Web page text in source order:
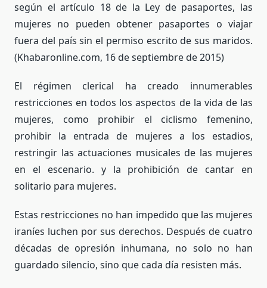
según el artículo 18 de la Ley de pasaportes, las
mujeres no pueden obtener pasaportes o viajar
fuera del país sin el permiso escrito de sus maridos.
(Khabaronline.com, 16 de septiembre de 2015)
El régimen clerical ha creado innumerables
restricciones en todos los aspectos de la vida de las
mujeres, como prohibir el ciclismo femenino,
prohibir la entrada de mujeres a los estadios,
restringir las actuaciones musicales de las mujeres
en el escenario. y la prohibición de cantar en
solitario para mujeres.
Estas restricciones no han impedido que las mujeres
iraníes luchen por sus derechos. Después de cuatro
décadas de opresión inhumana, no solo no han
guardado silencio, sino que cada día resisten más.